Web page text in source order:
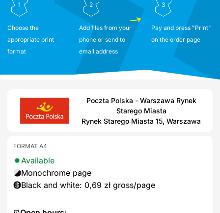
1
Choose the
appropriate print
format
2
Add files from your
phone or send to
email address
3
Pay and press "Print"
on the order page
Poczta Polska - Warszawa Rynek
Starego Miasta
Rynek Starego Miasta 15, Warszawa
FORMAT A4
Available
Monochrome page
Black and white: 0,69 zł gross/page